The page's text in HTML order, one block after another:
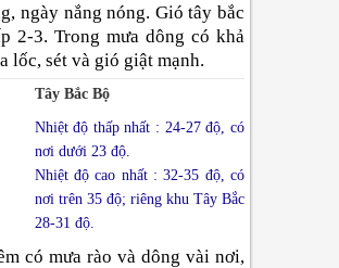
ngày nắng nóng. Gió tây bắc
2-3. Trong mưa dông có khả
lốc, sét và gió giật mạnh.
Tây Bắc Bộ
Nhiệt độ thấp nhất : 24-27 độ, có
nơi dưới 23 độ.
Nhiệt độ cao nhất : 32-35 độ, có
nơi trên 35 độ; riêng khu Tây Bắc
28-31 độ.
có mưa rào và dông vài nơi,